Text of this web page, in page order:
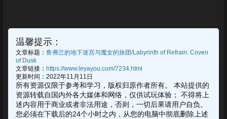
温馨提示：
文章标题： 鲁弗兰的地下迷宫与魔女的旅团/Labyrinth of Refrain: Coven
of Dusk
文章链接： https://www.leyayou.com/7234.html
更新时间：2022年11月11日
所有资源仅限于参考和学习，版权归原作者所有。 本站提供的
资源转载自国内外各大媒体和网络，仅供试玩体验； 不得将上
述内容用于商业或者非法用途，否则，一切后果请用户自负。
您必须在下载后的24个小时之内，从您的电脑中彻底删除上述